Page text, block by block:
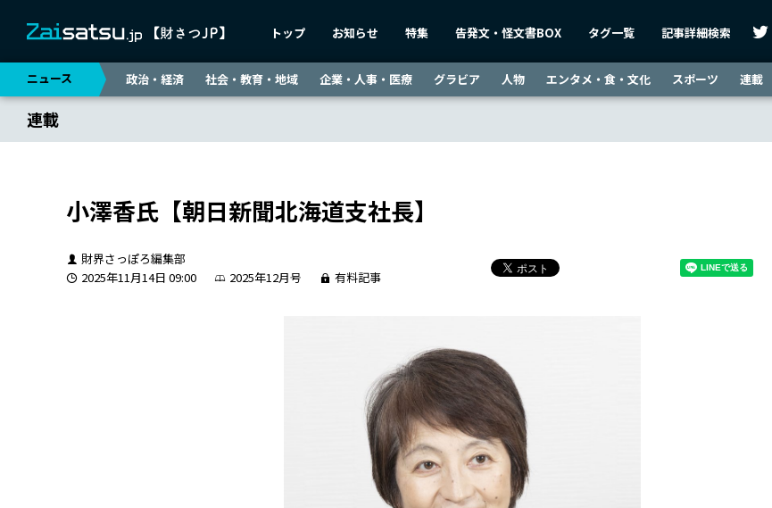
トップ お知らせ 特集 告発文・怪文書BOX タグ一覧 記事詳細検索
ニュース 政治・経済 社会・教育・地域 企業・人事・医療 グラビア 人物 エンタメ・食・文化 スポーツ 連載
連載
小澤香氏【朝日新聞北海道支社長】
財界さっぽろ編集部
2025年11月14日 09:00
2025年12月号 有料記事